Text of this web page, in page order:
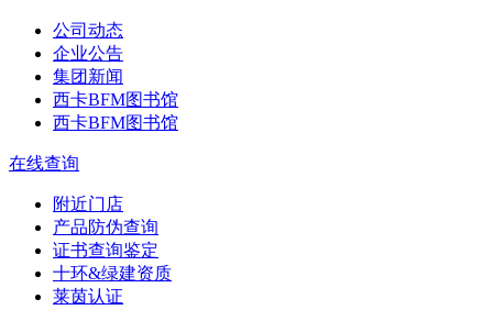
公司动态
企业公告
集团新闻
西卡BFM图书馆
西卡BFM图书馆
在线查询
附近门店
产品防伪查询
证书查询鉴定
十环&绿建资质
莱茵认证